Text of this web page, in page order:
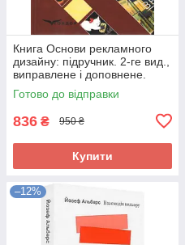
Книга Основи рекламного
дизайну: підручник. 2-ге вид.,
виправлене і доповнене.
Прищенко С. В. 303196
Готово до відправки
836 ₴ 950 ₴
Купити
–12%